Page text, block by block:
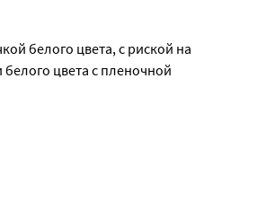
белого цвета, с риской на
цвета с пленочной